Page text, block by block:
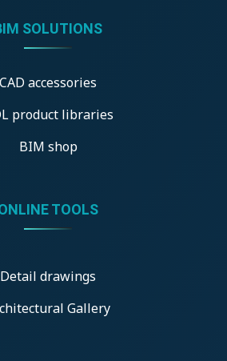
SOLUTIONS
CAD accessories
product libraries
BIM shop
TOOLS
Detail drawings
Gallery